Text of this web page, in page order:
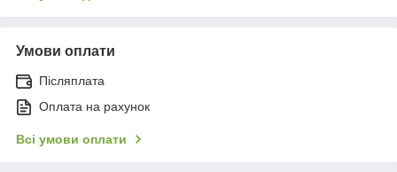
Умови оплати
Післяплата
Оплата на рахунок
Всі умови оплати